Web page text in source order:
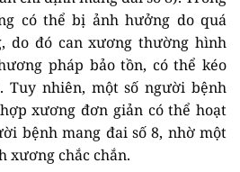
có thể bị ảnh hưởng do quá
do đó can xương thường hình
pháp bảo tồn, có thể kéo
Tuy nhiên, một số người bệnh
xương đơn giản có thể hoạt
bệnh mang đai số 8, nhờ một
xương chắc chắn.